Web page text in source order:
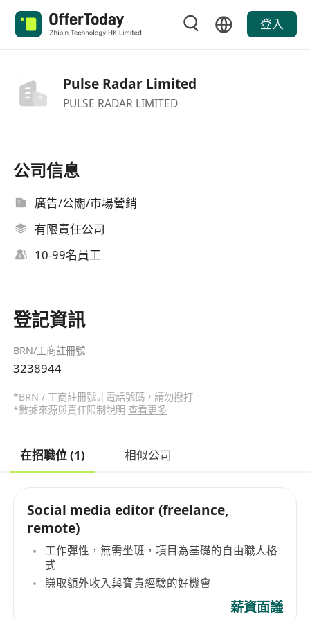
登入
Pulse Radar Limited
PULSE RADAR LIMITED
公司信息
廣告/公關/市場營銷
有限責任公司
10-99名員工
登記資訊
BRN/工商註冊號
3238944
*BRN / 工商註冊號非電話號碼，請勿撥打
*數據來源與責任限制說明 查看更多
在招職位 (1) 相似公司
Social media editor (freelance,
remote)
工作彈性，無需坐班，項目為基礎的自由職人格
式
賺取額外收入與寶貴經驗的好機會
薪資面議